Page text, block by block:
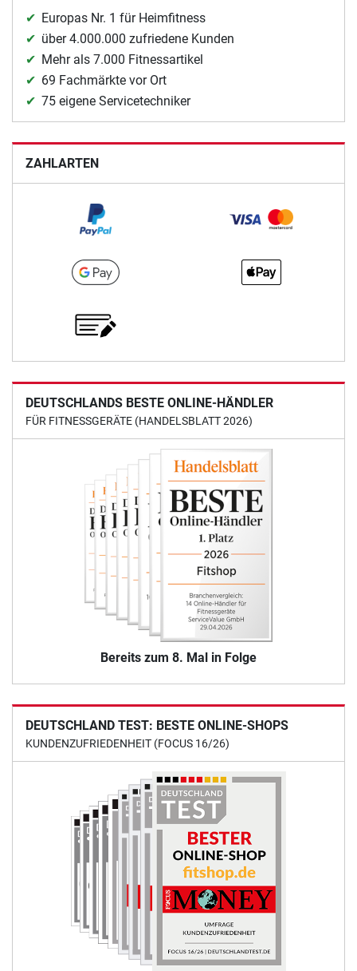
Europas Nr. 1 für Heimfitness
über 4.000.000 zufriedene Kunden
Mehr als 7.000 Fitnessartikel
69 Fachmärkte vor Ort
75 eigene Servicetechniker
ZAHLARTEN
DEUTSCHLANDS BESTE ONLINE-HÄNDLER
FÜR FITNESSGERÄTE (HANDELSBLATT 2026)
Bereits zum 8. Mal in Folge
DEUTSCHLAND TEST: BESTE ONLINE-SHOPS
KUNDENZUFRIEDENHEIT (FOCUS 16/26)